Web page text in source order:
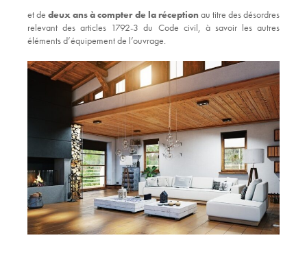
et dedeux ans à compter de la réceptionau titre des désordres
relevant des articles 1792-3 du Code civil, à savoir les autres
éléments d’équipement de l’ouvrage.